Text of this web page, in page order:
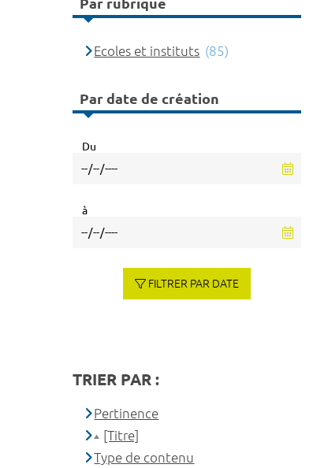
Par rubrique
Ecoles et instituts (85)
Par date de création
Du
à
FILTRER PAR DATE
TRIER PAR :
Pertinence
[Titre]
Type de contenu